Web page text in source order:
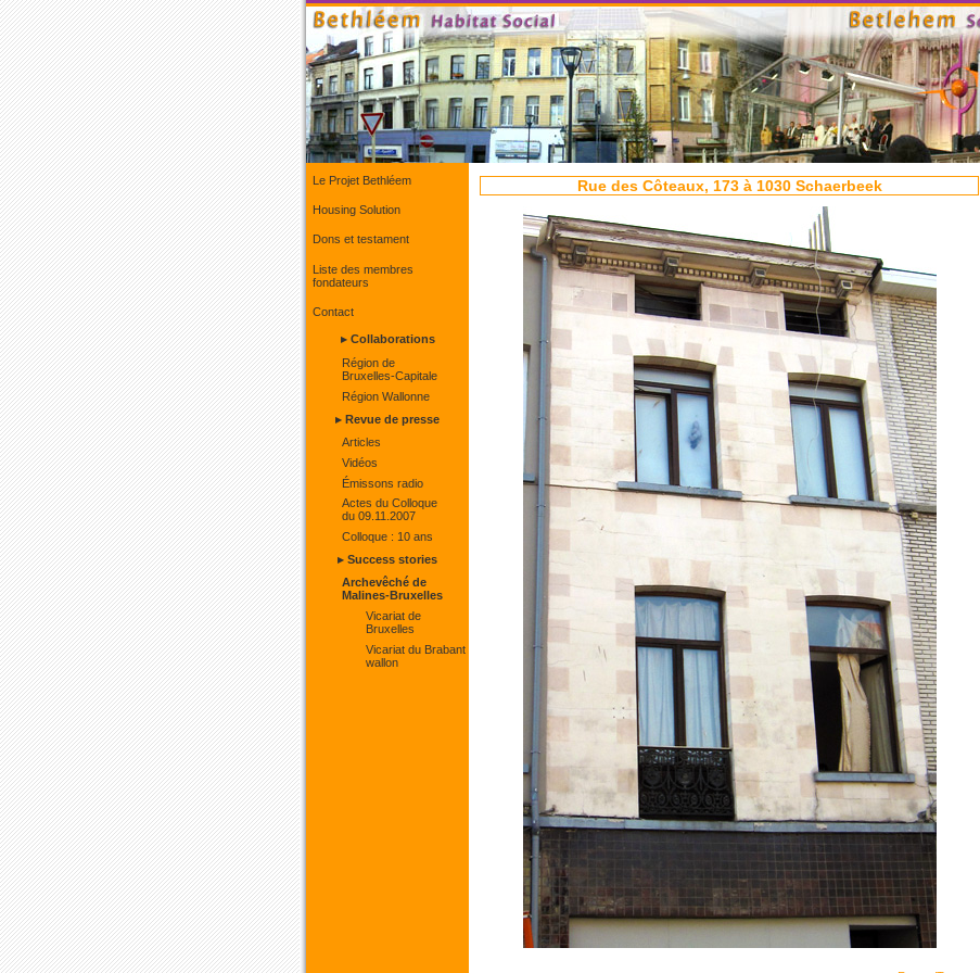
Le Projet Bethléem
Housing Solution
Dons et testament
Liste des membres
fondateurs
Contact
▸ Collaborations
Région de
Bruxelles-Capitale
Région Wallonne
▸ Revue de presse
Articles
Vidéos
Émissons radio
Actes du Colloque
du 09.11.2007
Colloque : 10 ans
▸ Success stories
Archevêché de
Malines-Bruxelles
Vicariat de
Bruxelles
Vicariat du Brabant
wallon
Rue des Côteaux, 173 à 1030 Schaerbeek